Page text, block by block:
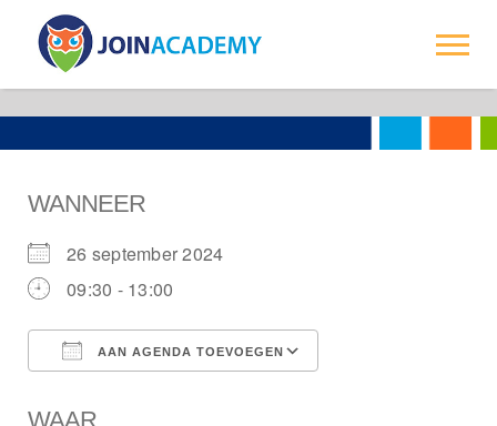
-->
Opdrachtgevers
Contact
WANNEER
26 september 2024
09:30 - 13:00
AAN AGENDA TOEVOEGEN
WAAR